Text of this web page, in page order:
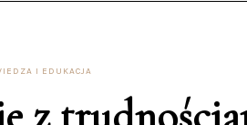
I EDUKACJA